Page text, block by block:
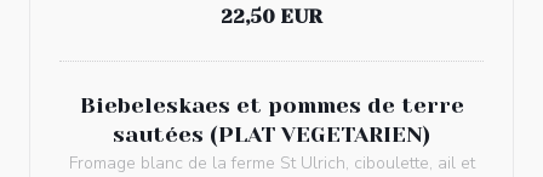
22,50 EUR
Biebeleskaes et pommes de terre
sautées (PLAT VEGETARIEN)
Fromage blanc de la ferme St Ulrich, ciboulette, ail et